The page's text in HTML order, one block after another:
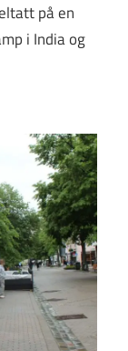
på en
i India og